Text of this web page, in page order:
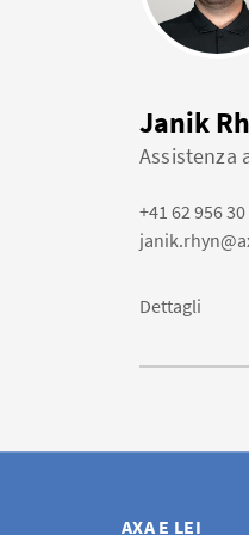
Janik
Assistenza
+41 62 956 30
Dettagli
AXA E LEI